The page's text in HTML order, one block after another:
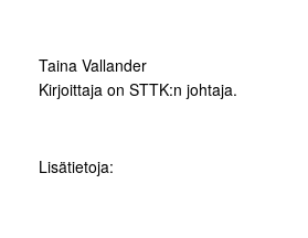
Taina Vallander
Kirjoittaja on STTK:n johtaja.
Lisätietoja: